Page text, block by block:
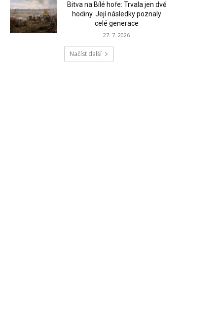
Bitva na Bílé hoře: Trvala jen dvě
hodiny. Její následky poznaly
celé generace
27. 7. 2026
Načíst další